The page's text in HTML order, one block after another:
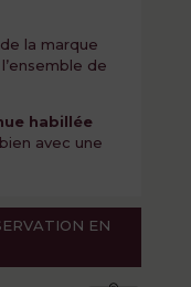
la marque
de
habillée
avec une
EN